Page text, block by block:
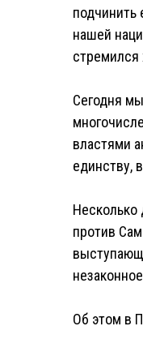
подчинить
нашей
стремился
Сегодня
властями
единству,
против
Об этом в